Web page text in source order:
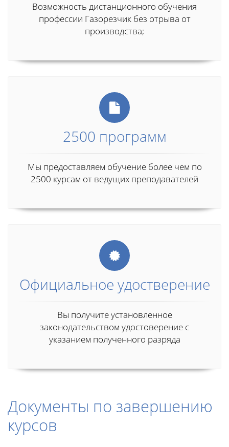
Возможность дистанционного обучения
профессии Газорезчик без отрыва от
производства;
2500 программ
Мы предоставляем обучение более чем по
2500 курсам от ведущих преподавателей
Официальное удостверение
Вы получите установленное
законодательством удостоверение с
указанием полученного разряда
Документы по завершению
курсов